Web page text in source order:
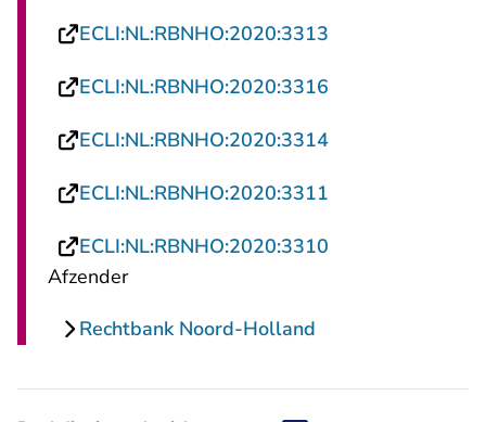
ECLI:NL:RBNHO:2020:3313
ECLI:NL:RBNHO:2020:3316
ECLI:NL:RBNHO:2020:3314- U verlaat
ECLI:NL:RBNHO:2020:3311
ECLI:NL:RBNHO:2020:3310
Afzender
Rechtbank Noord-Holland